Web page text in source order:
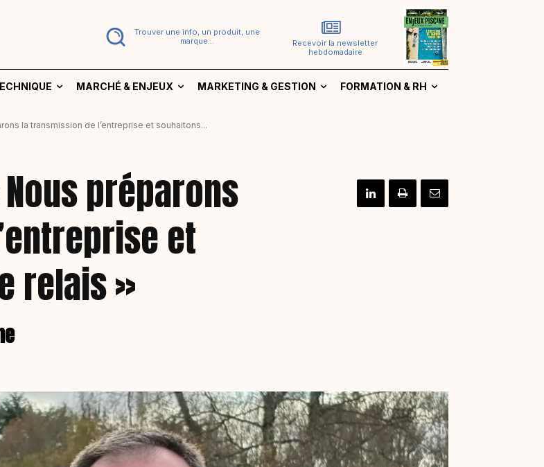
Trouver une info, un produit, une
marque...
Recevoir la newsletter
hebdomadaire
MARCHÉ & ENJEUX MARKETING & GESTION FORMATION & RH
la transmission de l’entreprise et souhaitons...
préparons
et
relais »